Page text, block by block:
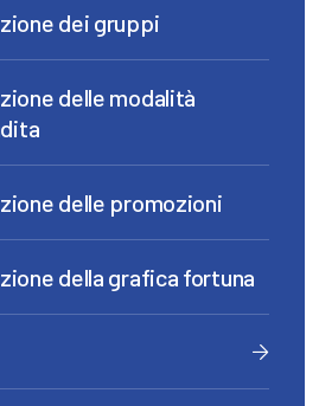
dei gruppi
delle modalità
delle promozioni
della grafica fortuna